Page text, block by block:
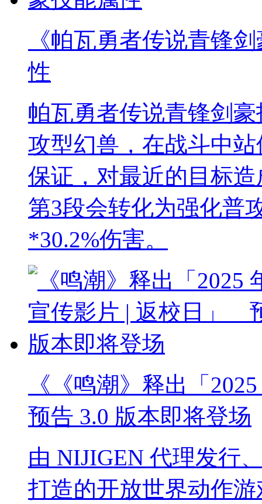
《帕瓦勇者传说青锋
性
帕瓦勇者传说青锋剑
攻型幻兽，在战斗中
保证，对最近的目标
第3段会转化为强化普
*30.2%伤害。
《《鸣潮》释出「
预告 3.0 版本即将登场
由 NIJIGEN 代理发行
打造的开放世界动作游